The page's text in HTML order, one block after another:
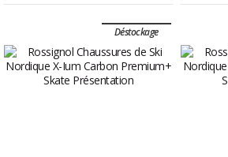
Déstockage